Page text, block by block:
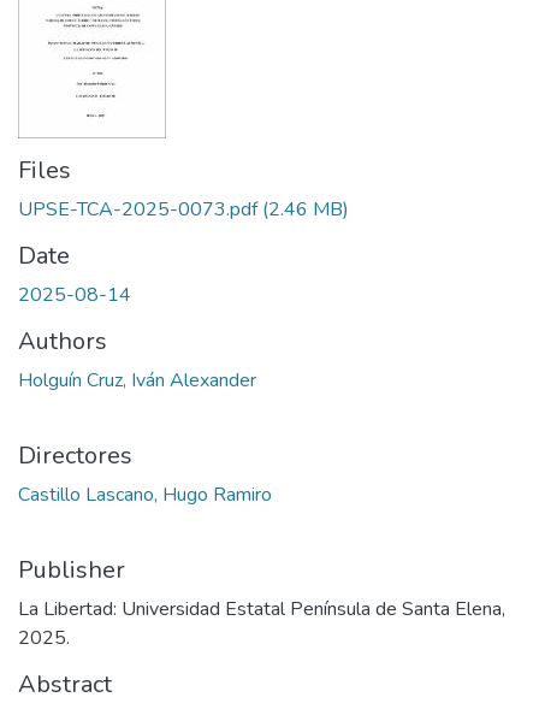
Files
UPSE-TCA-2025-0073.pdf(2.46 MB)
Date
2025-08-14
Authors
Holguín Cruz, Iván Alexander
Directores
Castillo Lascano, Hugo Ramiro
Publisher
La Libertad: Universidad Estatal Península de Santa Elena,
2025.
Abstract